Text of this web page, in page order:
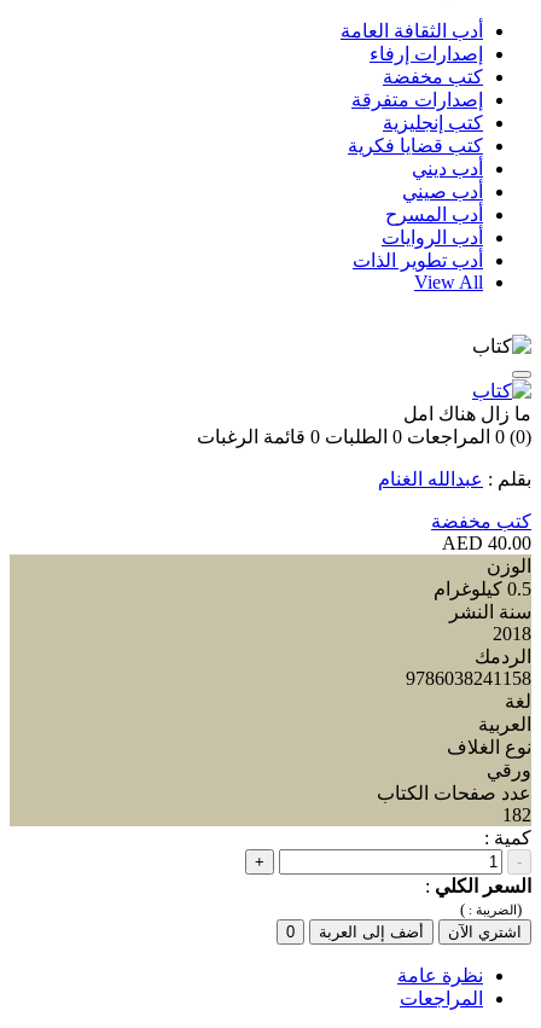
أدب الثقافة العامة
إصدارات إرفاء
كتب مخفضة
إصدارات متفرقة
كتب إنجليزية
كتب قضايا فكرية
أدب ديني
أدب صيني
أدب المسرح
أدب الروايات
أدب تطوير الذات
View All
ما زال هناك امل
(0)
0 المراجعات 0 الطلبات 0 قائمة الرغبات
بقلم : عبدالله الغنام
كتب مخفضة
40.00 AED
الوزن
0.5 كيلوغرام
سنة النشر
2018
الردمك
9786038241158
لغة
العربية
نوع الغلاف
ورقي
عدد صفحات الكتاب
182
كمية :
-
+
السعر الكلي :
(الضريبة : )
اشتري الآن
أضف إلى العربة 0
نظرة عامة
المراجعات